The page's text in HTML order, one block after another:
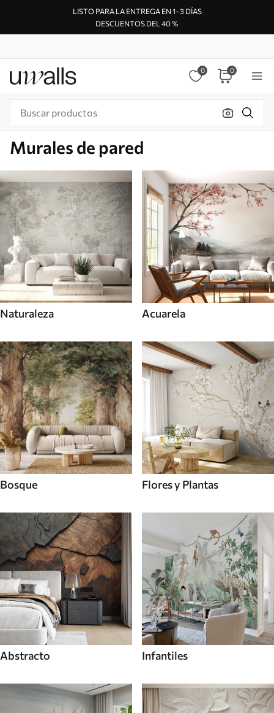
LISTO PARA LA ENTREGA EN 1–3 DÍAS
DESCUENTOS DEL 40 %
0 0
Murales de pared
Naturaleza Acuarela
Bosque Flores y Plantas
Abstracto Infantiles